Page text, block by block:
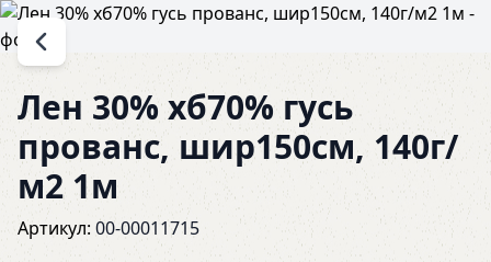
Лен 30% хб70% гусь
прованс, шир150см, 140г/
м2 1м
Артикул: 00-00011715